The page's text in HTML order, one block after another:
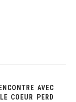
AVEC
COEUR PERD